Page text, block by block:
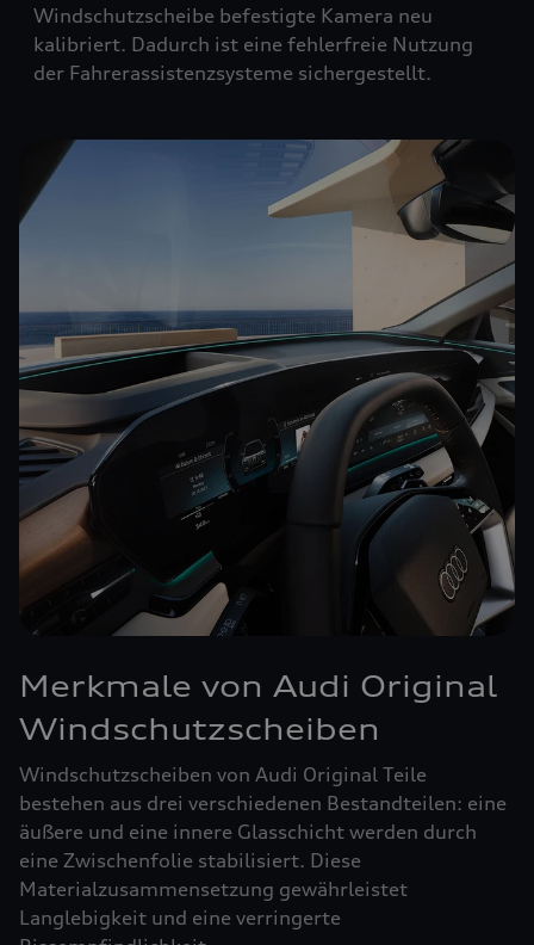
Windschutzscheibe befestigte Kamera neu
kalibriert. Dadurch ist eine fehlerfreie Nutzung
der Fahrerassistenzsysteme sichergestellt.
Merkmale von Audi Original
Windschutzscheiben
Windschutzscheiben von Audi Original Teile
bestehen aus drei verschiedenen Bestandteilen: eine
äußere und eine innere Glasschicht werden durch
eine Zwischenfolie stabilisiert. Diese
Materialzusammensetzung gewährleistet
Langlebigkeit und eine verringerte